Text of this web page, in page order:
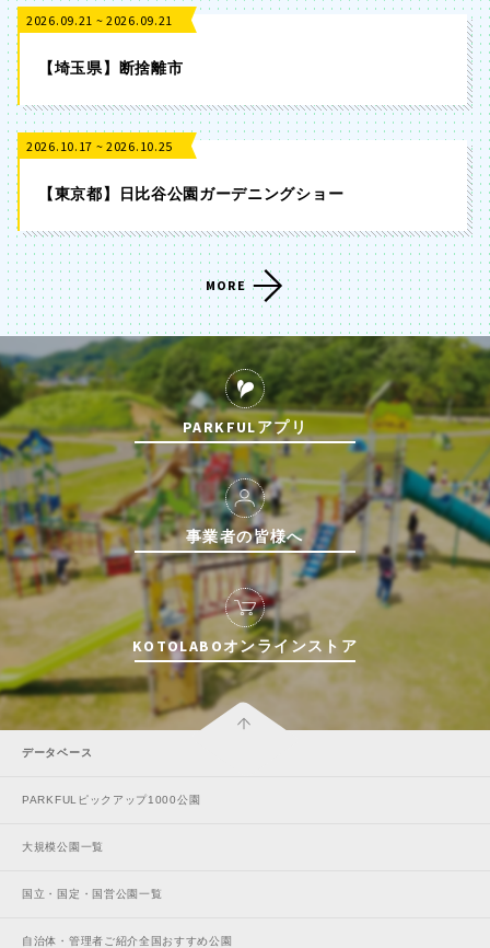
高知
九州・沖縄
長崎 熊本
大分 宮崎
鹿児島 沖縄
特徴で探す
2026.09.21 ~ 2026.09.21
【埼玉県】断捨離市
2026.10.17 ~ 2026.10.25
【東京都】日比谷公園ガーデニングショー
MORE
PARKFULアプリ
事業者の皆様へ
KOTOLABOオンラインストア
データベース
PARKFULピックアップ1000公園
大規模公園一覧
国立・国定・国営公園一覧
自治体・管理者ご紹介全国おすすめ公園